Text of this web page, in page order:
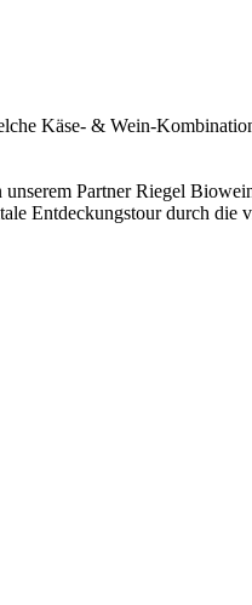
Käse- & Wein-
unserem Partner Riegel
Entdeckungstour durch die